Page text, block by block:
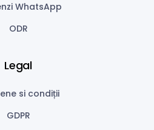
WhatsApp
ODR
Legal
si condiții
GDPR